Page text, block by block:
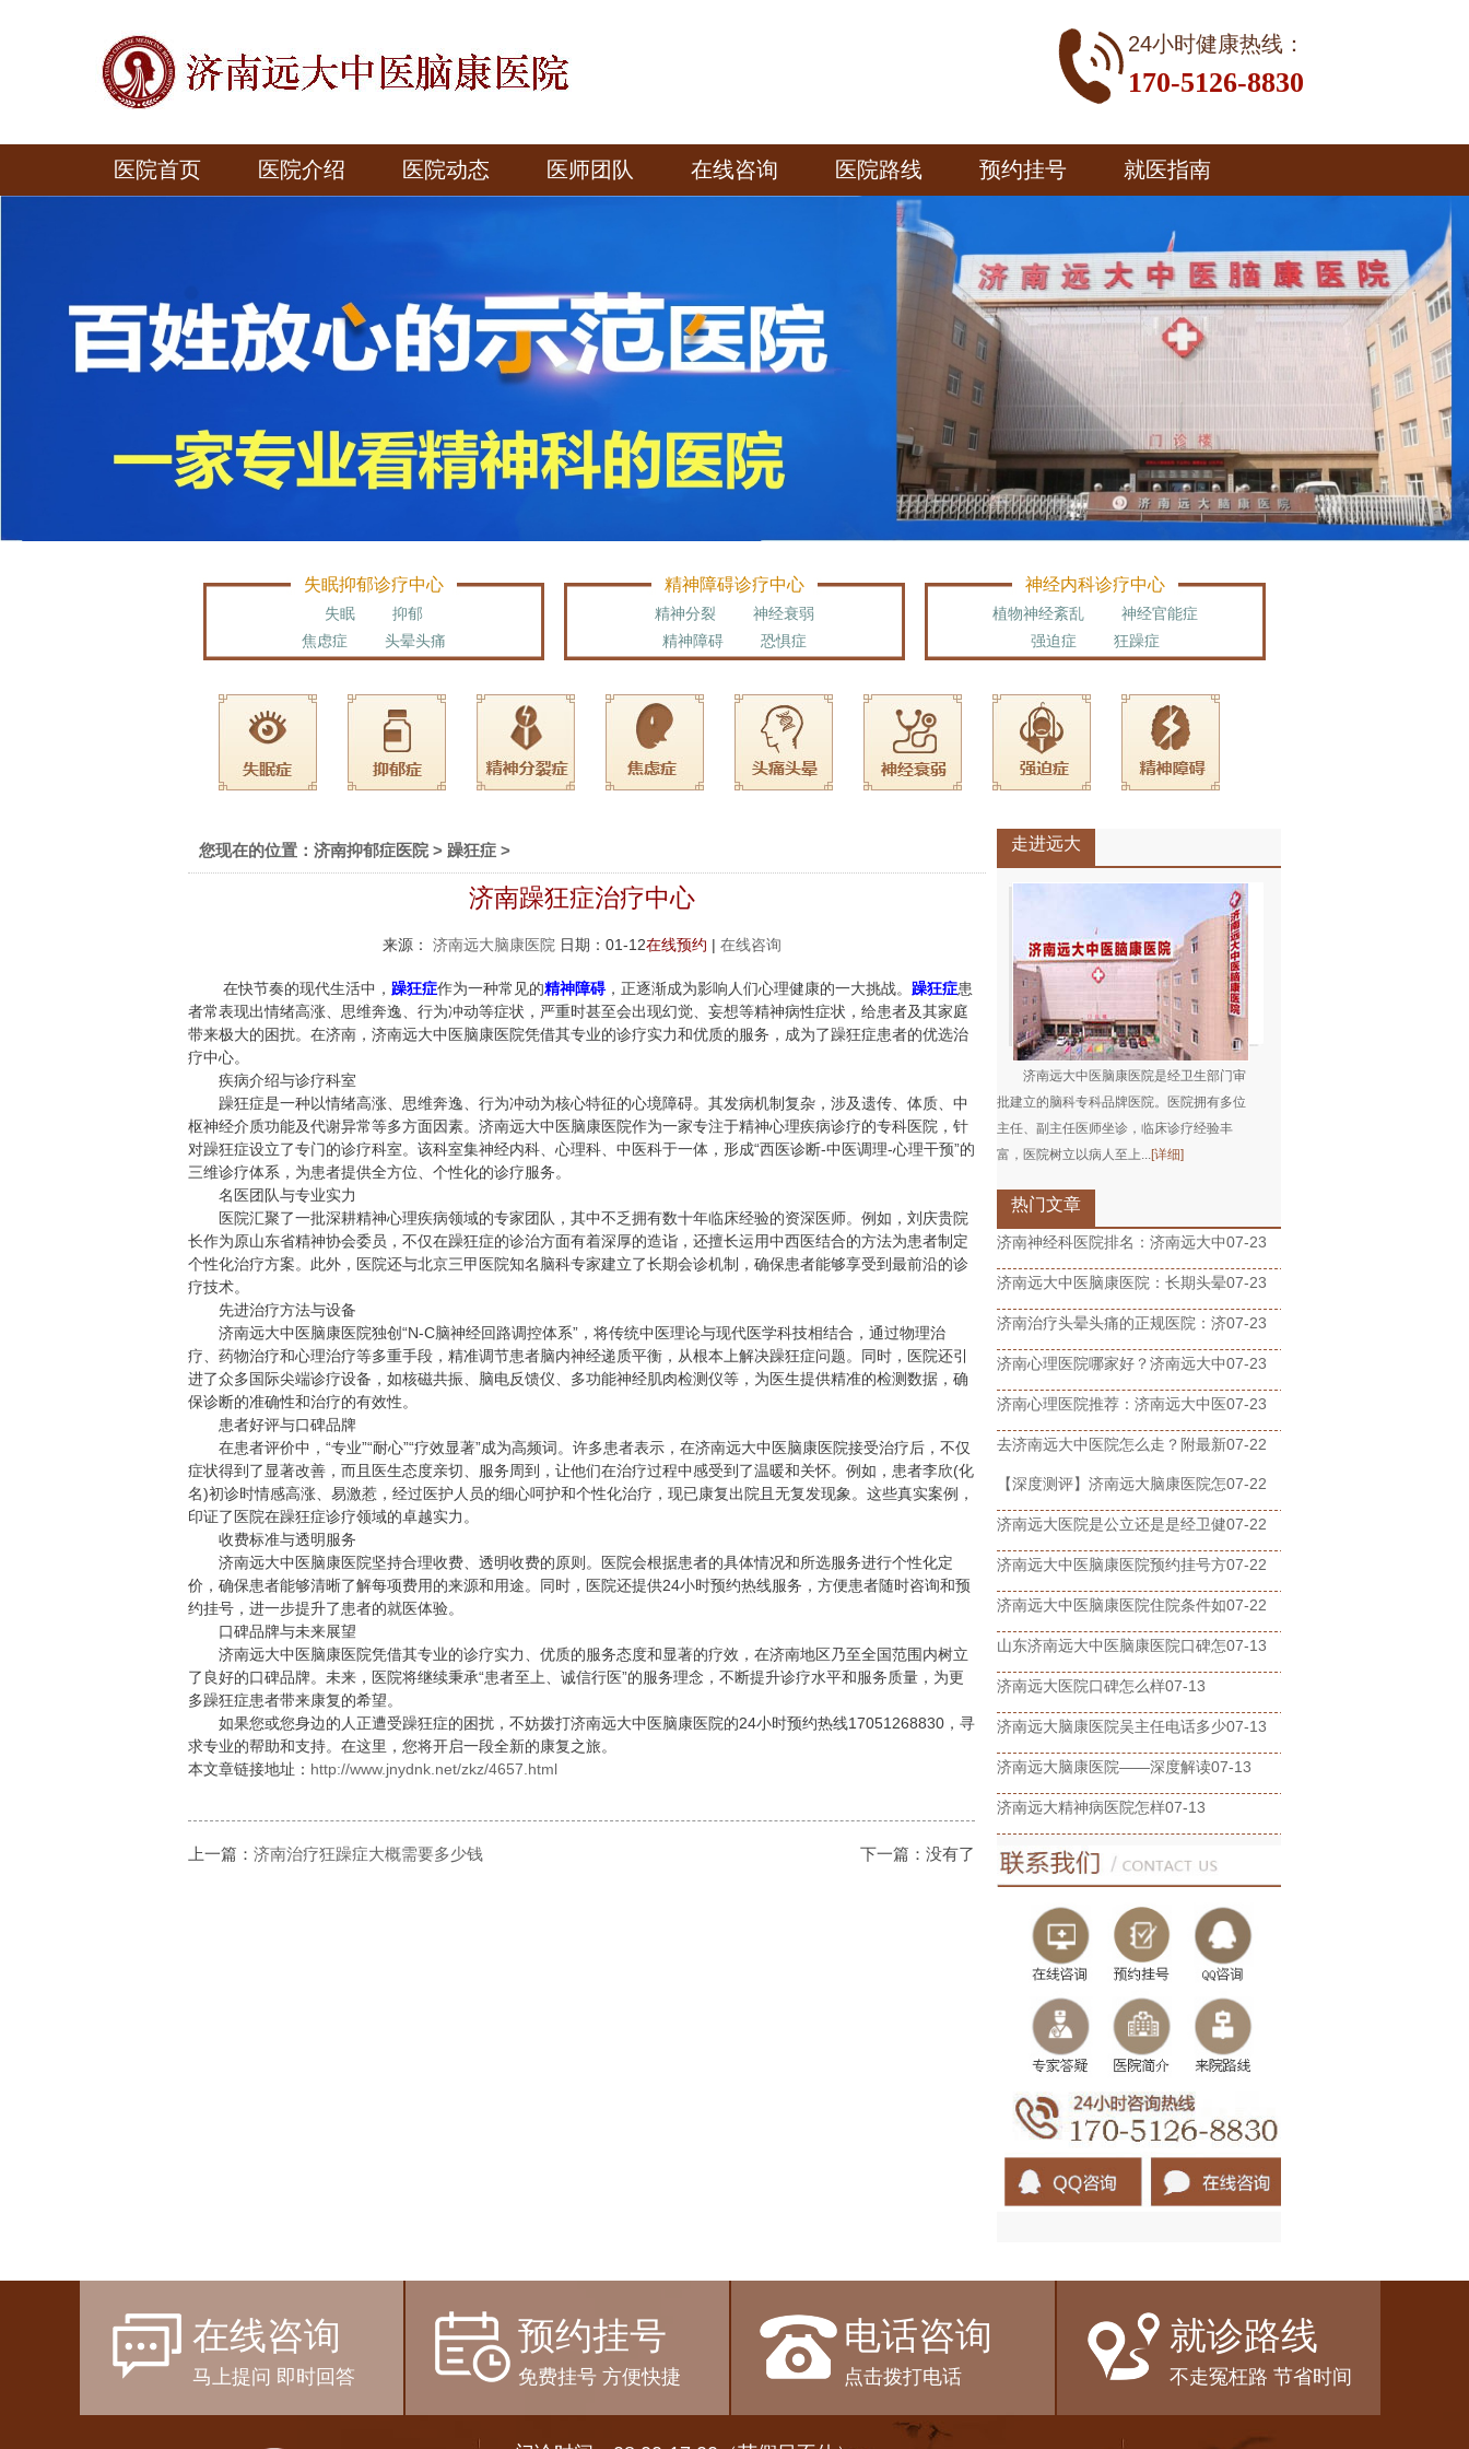
24小时健康热线：
170-5126-8830
医院首页 医院介绍 医院动态 医师团队 在线咨询 医院路线 预约挂号 就医指南
失眠抑郁诊疗中心
失眠
抑郁
焦虑症
头晕头痛
精神障碍诊疗中心
精神分裂
神经衰弱
精神障碍
恐惧症
神经内科诊疗中心
植物神经紊乱
神经官能症
强迫症
狂躁症
您现在的位置： 济南抑郁症医院 > 躁狂症 >
济南躁狂症治疗中心
来源： 济南远大脑康医院 日期：01-12在线预约 | 在线咨询
在快节奏的现代生活中， 躁狂症作为一种常见的精神障碍，正逐渐成为影响人们心理健康的一大挑战。 躁狂症患
者常表现出情绪高涨、思维奔逸、行为冲动等症状，严重时甚至会出现幻觉、妄想等精神病性症状，给患者及其家庭
带来极大的困扰。在济南，济南远大中医脑康医院凭借其专业的诊疗实力和优质的服务，成为了躁狂症患者的优选治
疗中心。
疾病介绍与诊疗科室
躁狂症是一种以情绪高涨、思维奔逸、行为冲动为核心特征的心境障碍。其发病机制复杂，涉及遗传、体质、中
枢神经介质功能及代谢异常等多方面因素。济南远大中医脑康医院作为一家专注于精神心理疾病诊疗的专科医院，针
对躁狂症设立了专门的诊疗科室。该科室集神经内科、心理科、中医科于一体，形成“西医诊断-中医调理-心理干预”的
三维诊疗体系，为患者提供全方位、个性化的诊疗服务。
名医团队与专业实力
医院汇聚了一批深耕精神心理疾病领域的专家团队，其中不乏拥有数十年临床经验的资深医师。例如，刘庆贵院
长作为原山东省精神协会委员，不仅在躁狂症的诊治方面有着深厚的造诣，还擅长运用中西医结合的方法为患者制定
个性化治疗方案。此外，医院还与北京三甲医院知名脑科专家建立了长期会诊机制，确保患者能够享受到最前沿的诊
疗技术。
先进治疗方法与设备
济南远大中医脑康医院独创“N-C脑神经回路调控体系”，将传统中医理论与现代医学科技相结合，通过物理治
疗、药物治疗和心理治疗等多重手段，精准调节患者脑内神经递质平衡，从根本上解决躁狂症问题。同时，医院还引
进了众多国际尖端诊疗设备，如核磁共振、脑电反馈仪、多功能神经肌肉检测仪等，为医生提供精准的检测数据，确
保诊断的准确性和治疗的有效性。
患者好评与口碑品牌
在患者评价中，“专业”“耐心”“疗效显著”成为高频词。许多患者表示，在济南远大中医脑康医院接受治疗后，不仅
症状得到了显著改善，而且医生态度亲切、服务周到，让他们在治疗过程中感受到了温暖和关怀。例如，患者李欣(化
名)初诊时情感高涨、易激惹，经过医护人员的细心呵护和个性化治疗，现已康复出院且无复发现象。这些真实案例，
印证了医院在躁狂症诊疗领域的卓越实力。
收费标准与透明服务
济南远大中医脑康医院坚持合理收费、透明收费的原则。医院会根据患者的具体情况和所选服务进行个性化定
价，确保患者能够清晰了解每项费用的来源和用途。同时，医院还提供24小时预约热线服务，方便患者随时咨询和预
约挂号，进一步提升了患者的就医体验。
口碑品牌与未来展望
济南远大中医脑康医院凭借其专业的诊疗实力、优质的服务态度和显著的疗效，在济南地区乃至全国范围内树立
了良好的口碑品牌。未来，医院将继续秉承“患者至上、诚信行医”的服务理念，不断提升诊疗水平和服务质量，为更
多躁狂症患者带来康复的希望。
如果您或您身边的人正遭受躁狂症的困扰，不妨拨打济南远大中医脑康医院的24小时预约热线17051268830，寻
求专业的帮助和支持。在这里，您将开启一段全新的康复之旅。
本文章链接地址： http://www.jnydnk.net/zkz/4657.html
上一篇： 济南治疗狂躁症大概需要多少钱 下一篇：没有了
走进远大
济南远大中医脑康医院是经卫生部门审
批建立的脑科专科品牌医院。医院拥有多位
主任、副主任医师坐诊，临床诊疗经验丰
富，医院树立以病人至上... [详细]
热门文章
济南神经科医院排名：济南远大中07-23
济南远大中医脑康医院：长期头晕07-23
济南治疗头晕头痛的正规医院：济07-23
济南心理医院哪家好？济南远大中07-23
济南心理医院推荐：济南远大中医07-23
去济南远大中医院怎么走？附最新07-22
【深度测评】济南远大脑康医院怎07-22
济南远大医院是公立还是是经卫健07-22
济南远大中医脑康医院预约挂号方07-22
济南远大中医脑康医院住院条件如07-22
山东济南远大中医脑康医院口碑怎07-13
济南远大医院口碑怎么样07-13
济南远大脑康医院吴主任电话多少07-13
济南远大脑康医院——深度解读07-13
济南远大精神病医院怎样07-13
在线咨询
马上提问 即时回答
预约挂号
免费挂号 方便快捷
电话咨询
点击拨打电话
就诊路线
不走冤枉路 节省时间